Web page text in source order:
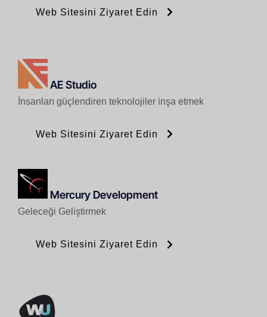
Web Sitesini Ziyaret Edin
AE Studio
İnsanları güçlendiren teknolojiler inşa etmek
Web Sitesini Ziyaret Edin
Mercury Development
Geleceği Geliştirmek
Web Sitesini Ziyaret Edin